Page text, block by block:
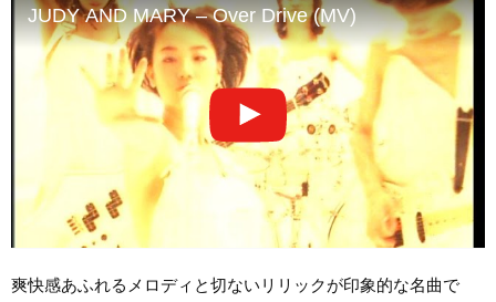
JUDY AND MARY – Over Drive (MV)
爽快感あふれるメロディと切ないリリックが印象的な名曲で